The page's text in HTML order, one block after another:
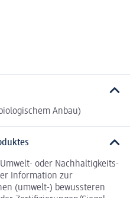
Anbau)
oder Nachhaltigkeits-
Information zur
(umwelt-) bewussteren